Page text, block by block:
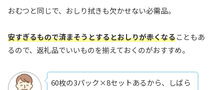
おむつと同じで、おしり拭きも欠かせない必需品。
安すぎるもので済まそうとするとおしりが赤くなることもあ
るので、返礼品でいいものを揃えておくのがおすすめ。
60枚の3パック×8セットあるから、しばら